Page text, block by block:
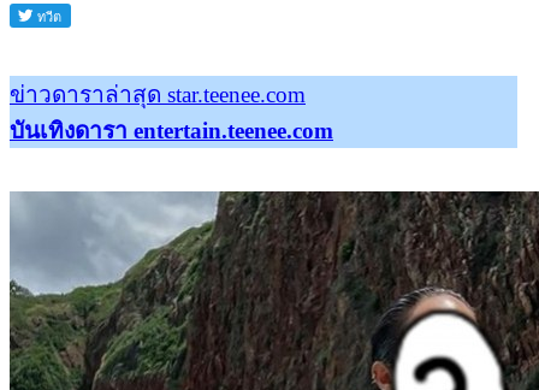
ข่าวดาราล่าสุด star.teenee.com
บันเทิงดารา entertain.teenee.com